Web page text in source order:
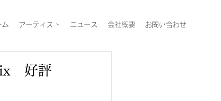
ム アーティスト ニュース 会社概要 お問い合わせ
好評